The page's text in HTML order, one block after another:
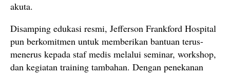
akuta.
Disamping edukasi resmi, Jefferson Frankford Hospital
pun berkomitmen untuk memberikan bantuan terus-
menerus kepada staf medis melalui seminar, workshop,
dan kegiatan training tambahan. Dengan penekanan